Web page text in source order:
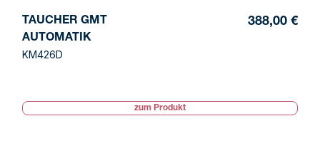
TAUCHER GMT
AUTOMATIK
KM426D
388,00 €
zum Produkt